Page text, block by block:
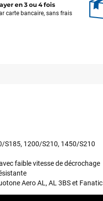
en 3 ou 4 fois
carte bancaire, sans frais
S185, 1200/S210, 1450/S210
faible vitesse de décrochage
Aero AL, AL 3BS et Fanatic